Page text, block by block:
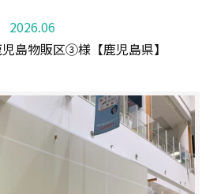
2026.06
島物販区③様【鹿児島県】